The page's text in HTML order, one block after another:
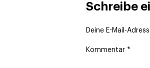
Schreibe
Deine E-Mail-
Kommentar *